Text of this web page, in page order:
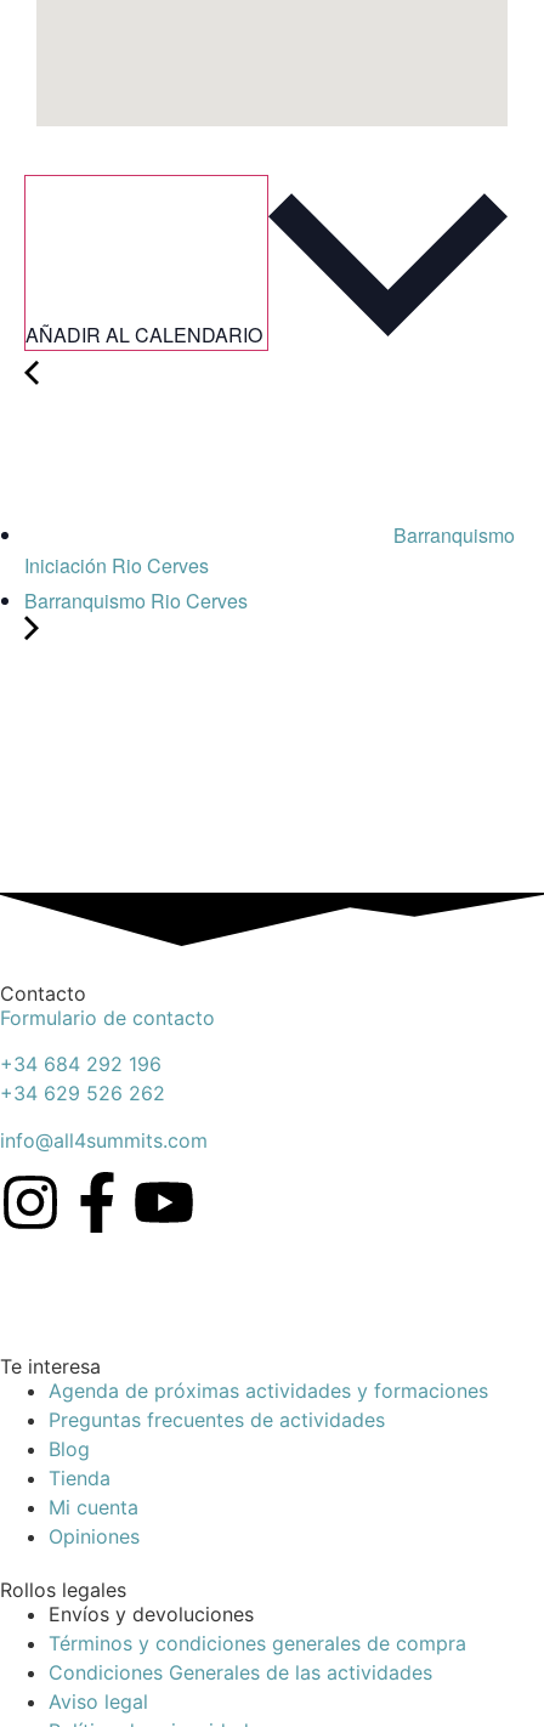
AÑADIR AL CALENDARIO
Barranquismo
Iniciación Rio Cerves
Barranquismo Rio Cerves
Contacto
Formulario de contacto
+34 684 292 196
+34 629 526 262
info@all4summits.com
Te interesa
Agenda de próximas actividades y formaciones
Preguntas frecuentes de actividades
Blog
Tienda
Mi cuenta
Opiniones
Rollos legales
Envíos y devoluciones
Términos y condiciones generales de compra
Condiciones Generales de las actividades
Aviso legal